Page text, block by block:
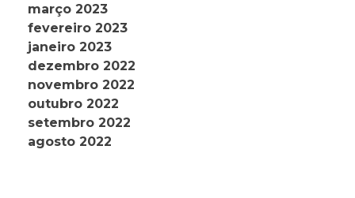
março 2023
fevereiro 2023
janeiro 2023
dezembro 2022
novembro 2022
outubro 2022
setembro 2022
agosto 2022